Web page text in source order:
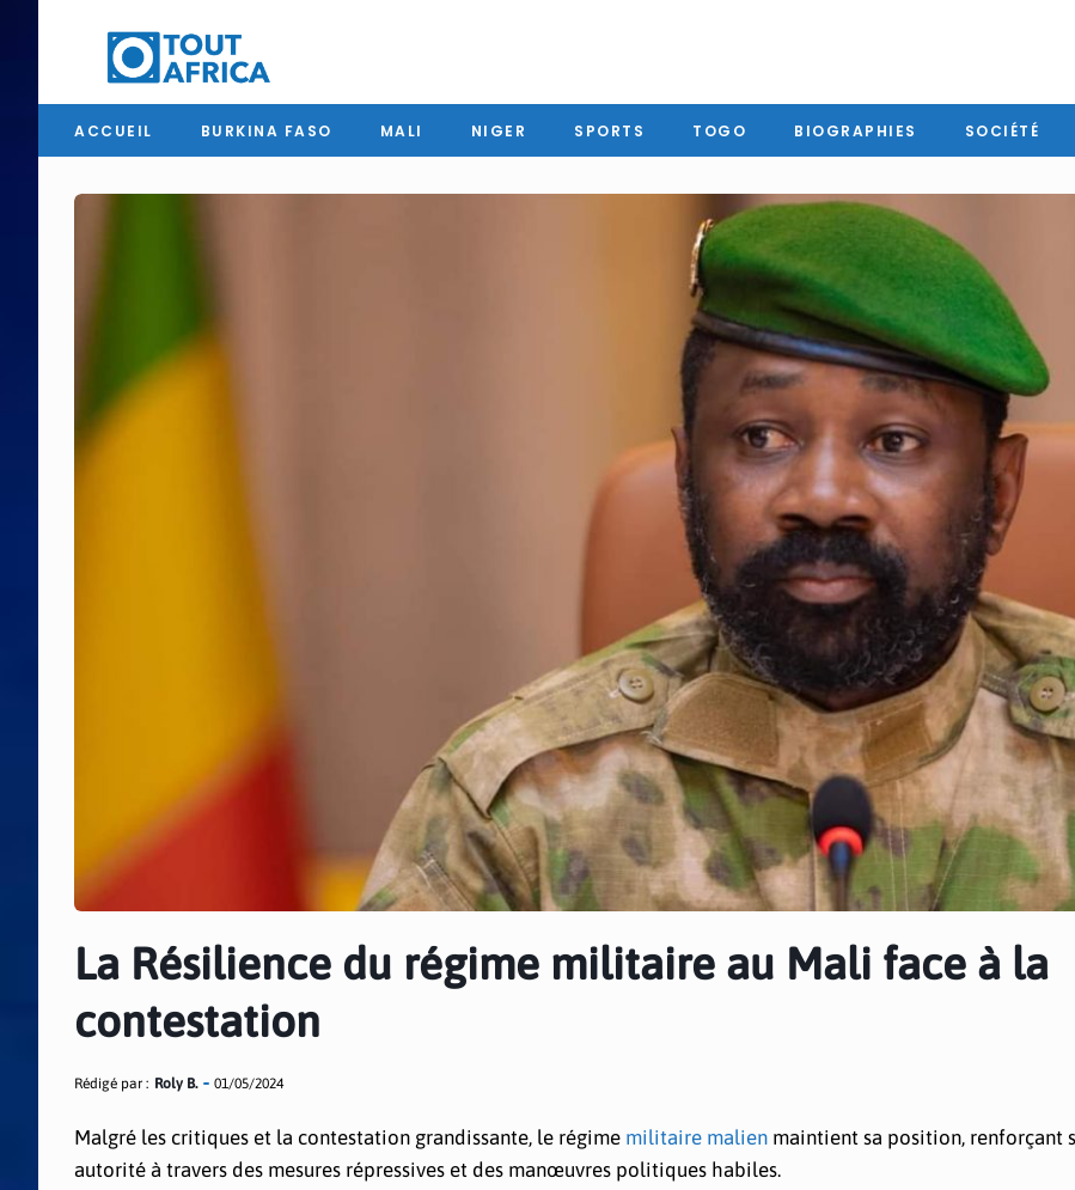
ACCUEIL BURKINA FASO MALI NIGER SPORTS TOGO BIOGRAPHIES SOCIÉTÉ
La Résilience du régime militaire au Mali face à la
contestation
Rédigé par : Roly B. 01/05/2024
Malgré les critiques et la contestation grandissante, le régime militaire malien maintient sa position, renforçant
autorité à travers des mesures répressives et des manœuvres politiques habiles.